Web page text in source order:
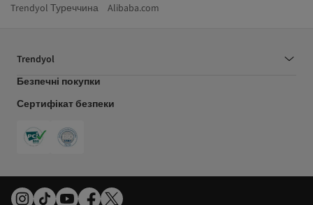
Trendyol Туреччина
Alibaba.com
Trendyol
Безпечні покупки
Сертифікат безпеки